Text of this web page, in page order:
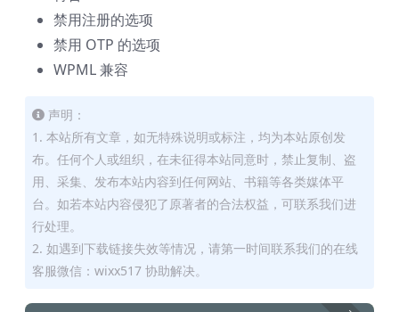
禁用注册的选项
禁用 OTP 的选项
WPML 兼容
声明：
1. 本站所有文章，如无特殊说明或标注，均为本站原创发
布。任何个人或组织，在未征得本站同意时，禁止复制、盗
用、采集、发布本站内容到任何网站、书籍等各类媒体平
台。如若本站内容侵犯了原著者的合法权益，可联系我们进
行处理。
2. 如遇到下载链接失效等情况，请第一时间联系我们的在线
客服微信：wixx517 协助解决。